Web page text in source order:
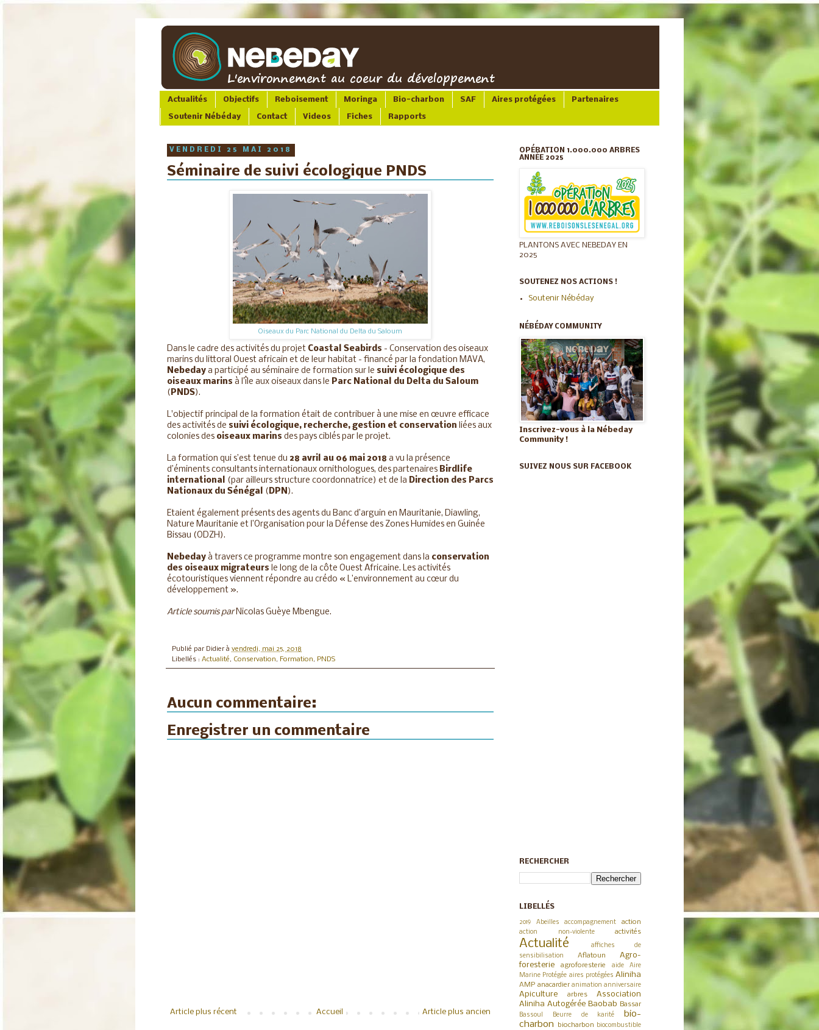
Actualités Objectifs Reboisement Moringa Bio-charbon SAF Aires protégées Partenaires
Soutenir Nébéday Contact Videos Fiches Rapports
VENDREDI 25 MAI 2018
Séminaire de suivi écologique PNDS
Oiseaux du Parc National du Delta du Saloum
Dans le cadre des activités du projet Coastal Seabirds - Conservation des oiseaux
marins du littoral Ouest africain et de leur habitat - financé par la fondation MAVA,
Nebeday a participé au séminaire de formation sur le suivi écologique des
oiseaux marins à l’île aux oiseaux dans le Parc National du Delta du Saloum
(PNDS).
L'objectif principal de la formation était de contribuer à une mise en œuvre efficace
des activités de suivi écologique, recherche, gestion et conservation liées aux
colonies des oiseaux marins des pays ciblés par le projet.
La formation qui s’est tenue du 28 avril au 06 mai 2018 a vu la présence
d’éminents consultants internationaux ornithologues, des partenaires Birdlife
international (par ailleurs structure coordonnatrice) et de la Direction des Parcs
Nationaux du Sénégal (DPN).
Etaient également présents des agents du Banc d’arguin en Mauritanie, Diawling,
Nature Mauritanie et l’Organisation pour la Défense des Zones Humides en Guinée
Bissau (ODZH).
Nebeday à travers ce programme montre son engagement dans la conservation
des oiseaux migrateurs le long de la côte Ouest Africaine. Les activités
écotouristiques viennent répondre au crédo « L’environnement au cœur du
développement ».
Article soumis parNicolas Guèye Mbengue.
Publié par Didier à vendredi, mai 25, 2018
Libellés : Actualité, Conservation, Formation, PNDS
Aucun commentaire:
Enregistrer un commentaire
Article plus récent Article plus ancien
Accueil
OPÉRATION 1.000.000 ARBRES
ANNÉE 2025
PLANTONS AVEC NEBEDAY EN
2025
SOUTENEZ NOS ACTIONS !
Soutenir Nébéday
NÉBÉDAY COMMUNITY
Inscrivez-vous à la Nébeday
Community !
SUIVEZ NOUS SUR FACEBOOK
RECHERCHER
LIBELLÉS
2019 Abeilles accompagnement action
action non-violente activités
Actualité
affiches de
sensibilisation
Aflatoun
Agro-
foresterie
agroforesterie aide
Aire
Marine Protégée aires protégées Aliniha
AMP anacardier animation anniversaire
Apiculture arbres
Association
Aliniha Autogérée Baobab Bassar
Bassoul Beurre de karité
bio-
charbon
biocharbon biocombustible